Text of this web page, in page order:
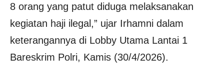
8 orang yang patut diduga melaksanakan
kegiatan haji ilegal,” ujar Irhamni dalam
keterangannya di Lobby Utama Lantai 1
Bareskrim Polri, Kamis (30/4/2026).